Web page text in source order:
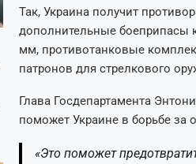
Так, Украина получит
дополнительные боеприпасы
мм, противотанковые
патронов для стрелкового
Глава Госдепартамента
поможет Украине в борьбе за
«Это поможет